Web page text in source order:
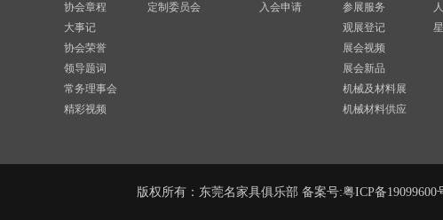
协会章程
大事记
协会荣誉
领导题词
常务理事会
精彩视频
定制委员会
入会申请
参展服务
观展登记
展会视频
展会新品
机械及材料展
机械材料供应
版权所有：东莞名家具俱乐部 备案号:粤ICP备19099600